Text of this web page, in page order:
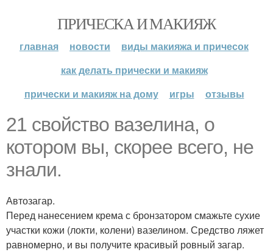
ПРИЧЕСКА И МАКИЯЖ
главная новости
виды макияжа и причесок
как делать прически и макияж
прически и макияж на дому
игры отзывы
21 свойство вазелина, о
котором вы, скорее всего, не
знали.
Автозагар.
Перед нанесением крема с бронзатором смажьте сухие
участки кожи (локти, колени) вазелином. Средство ляжет
равномерно, и вы получите красивый ровный загар.